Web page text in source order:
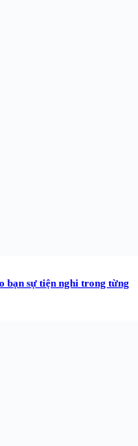
bạn sự tiện nghi trong từng